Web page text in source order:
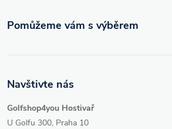
Navštivte nás
Golfshop4you Hostivař
U Golfu 300, Praha 10
Pomůžeme vám s výběrem